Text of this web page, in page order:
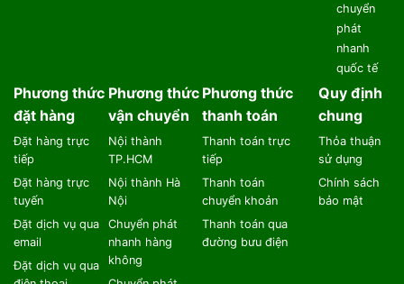
chuyển
phát
nhanh
quốc tế
Phương thức
đặt hàng
Đặt hàng trực
tiếp
Đặt hàng trực
tuyến
Đặt dịch vụ qua
email
Đặt dịch vụ qua
Phương thức
vận chuyển
Nội thành
TP.HCM
Nội thành Hà
Nội
Chuyển phát
nhanh hàng
không
Phương thức
thanh toán
Thanh toán trực
tiếp
Thanh toán
chuyển khoản
Thanh toán qua
đường bưu điện
Quy định
chung
Thỏa thuận
sử dụng
Chính sách
bảo mật